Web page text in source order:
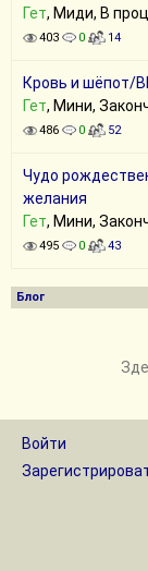
Гет, Миди, В
403 0 14
Кровь и шёпот/
Гет, Мини,
486 0 52
Чудо
желания
Гет, Мини,
495 0 43
Блог
Войти